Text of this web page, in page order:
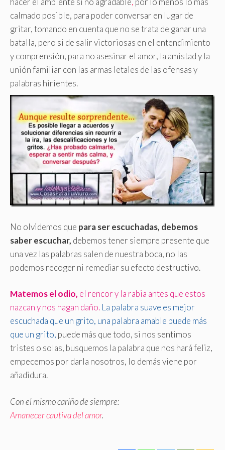
calmado posible, para poder conversar en lugar de
gritar, tomando en cuenta que no se trata de ganar una
batalla, pero si de salir victoriosas en el entendimiento
y comprensión, para no asesinar el amor, la amistad y la
unión familiar con las armas letales de las ofensas y
palabras hirientes.
No olvidemos que para ser escuchadas, debemos
saber escuchar, debemos tener siempre presente que
una vez las palabras salen de nuestra boca, no las
podemos recoger ni remediar su efecto destructivo.
Matemos el odio, el rencor y la rabia antes que estos
nazcan y nos hagan daño. La palabra suave es mejor
escuchada que un grito, una palabra amable puede más
que un grito, puede más que todo, si nos sentimos
tristes o solas, busquemos la palabra que nos hará feliz,
empecemos por darla nosotros, lo demás viene por
añadidura.
Con el mismo cariño de siempre:
Amanecer cautiva del amor.